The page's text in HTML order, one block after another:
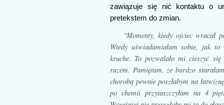
zawiązuje się nić kontaktu o
pretekstem do zmian.
"Momenty, kiedy ojciec wracał
Wtedy uświadamiałam sobie, jak
kruche. To pozwalało mi cieszyć
razem. Pamiętam, że bardzo
chorobą pewnie poszłabym na
po chemii przytaszczyłam na 4